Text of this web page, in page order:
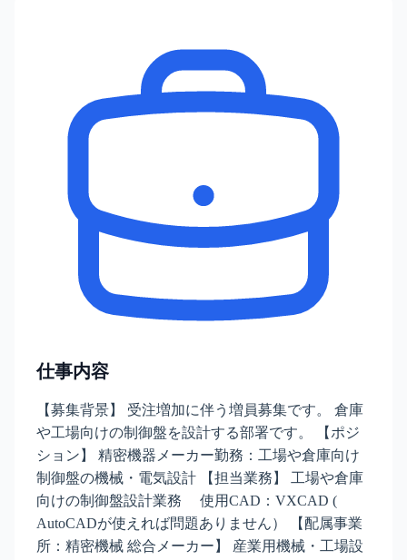
仕事内容
【募集背景】 受注増加に伴う増員募集です。 倉庫
や工場向けの制御盤を設計する部署です。 【ポジ
ション】 精密機器メーカー勤務：工場や倉庫向け
制御盤の機械・電気設計 【担当業務】 工場や倉庫
向けの制御盤設計業務 使用CAD：VXCAD (
AutoCADが使えれば問題ありません） 【配属事業
所：精密機械 総合メーカー】 産業用機械・工場設